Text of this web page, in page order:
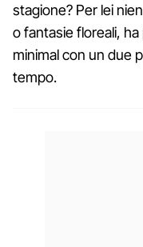
stagione? Per lei
o fantasie floreali,
minimal con un due
tempo.